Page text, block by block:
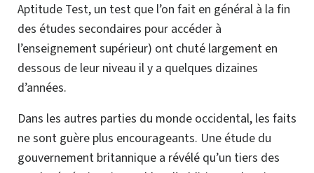
Aptitude Test, un test que l’on fait en général à la fin
des études secondaires pour accéder à
l’enseignement supérieur) ont chuté largement en
dessous de leur niveau il y a quelques dizaines
d’années.
Dans les autres parties du monde occidental, les faits
ne sont guère plus encourageants. Une étude du
gouvernement britannique a révélé qu’un tiers des